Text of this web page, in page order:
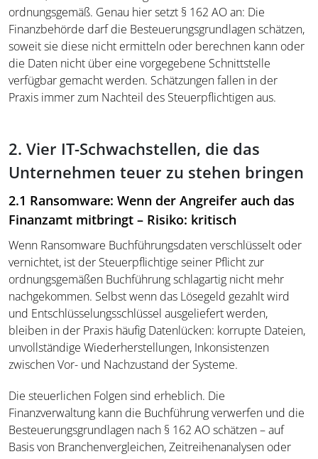
ordnungsgemäß. Genau hier setzt § 162 AO an: Die
Finanzbehörde darf die Besteuerungsgrundlagen schätzen,
soweit sie diese nicht ermitteln oder berechnen kann oder
die Daten nicht über eine vorgegebene Schnittstelle
verfügbar gemacht werden. Schätzungen fallen in der
Praxis immer zum Nachteil des Steuerpflichtigen aus.
2. Vier IT-Schwachstellen, die das
Unternehmen teuer zu stehen bringen
2.1 Ransomware: Wenn der Angreifer auch das
Finanzamt mitbringt – Risiko: kritisch
Wenn Ransomware Buchführungsdaten verschlüsselt oder
vernichtet, ist der Steuerpflichtige seiner Pflicht zur
ordnungsgemäßen Buchführung schlagartig nicht mehr
nachgekommen. Selbst wenn das Lösegeld gezahlt wird
und Entschlüsselungsschlüssel ausgeliefert werden,
bleiben in der Praxis häufig Datenlücken: korrupte Dateien,
unvollständige Wiederherstellungen, Inkonsistenzen
zwischen Vor- und Nachzustand der Systeme.
Die steuerlichen Folgen sind erheblich. Die
Finanzverwaltung kann die Buchführung verwerfen und die
Besteuerungsgrundlagen nach § 162 AO schätzen – auf
Basis von Branchenvergleichen, Zeitreihenanalysen oder